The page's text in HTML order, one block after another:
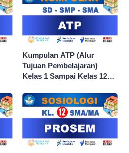
Kumpulan ATP (Alur
Tujuan Pembelajaran)
Kelas 1 Sampai Kelas 12